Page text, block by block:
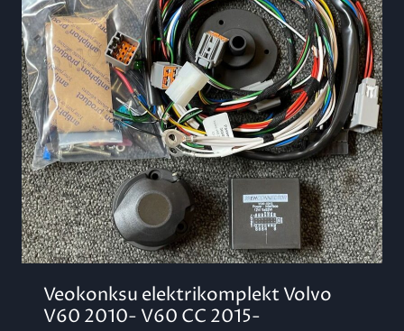
Veokonksu elektrikomplekt Volvo
V60 2010- V60 CC 2015-